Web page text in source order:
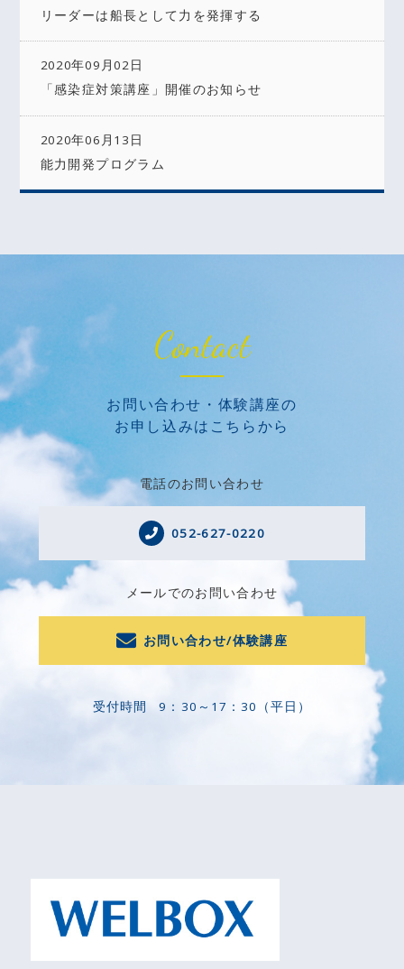
リーダーは船長として力を発揮する
2020年09月02日
「感染症対策講座」開催のお知らせ
2020年06月13日
能力開発プログラム
Contact
お問い合わせ・体験講座の
お申し込みはこちらから
電話のお問い合わせ
052-627-0220
メールでのお問い合わせ
お問い合わせ/体験講座
受付時間 9：30～17：30（平日）